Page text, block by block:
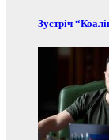
Зустріч